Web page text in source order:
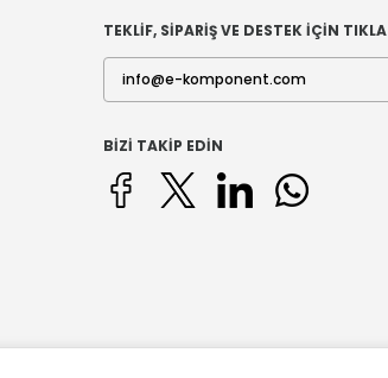
TEKLİF, SİPARİŞ VE DESTEK İÇİN TIKLA
BIZI TAKIP EDIN